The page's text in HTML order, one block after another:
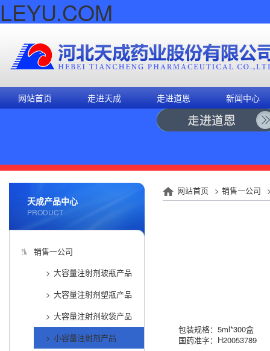
LEYU.COM
网站首页 走进天成 走进道恩 新闻中心
天成产品中心
PRODUCT
销售一公司
大容量注射剂玻瓶产品
大容量注射剂塑瓶产品
大容量注射剂软袋产品
小容量注射剂产品
网站首页 > 销售一公司
包装规格：5ml*300盒
国药准字：H20053789